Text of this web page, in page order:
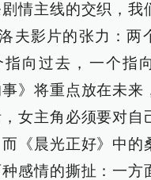
情主线的交织，我
夫影片的张力：两
指向过去，一个指
事》将重点放在未
女主角必须要对自
《晨光正好》中的
感情的撕扯：一方